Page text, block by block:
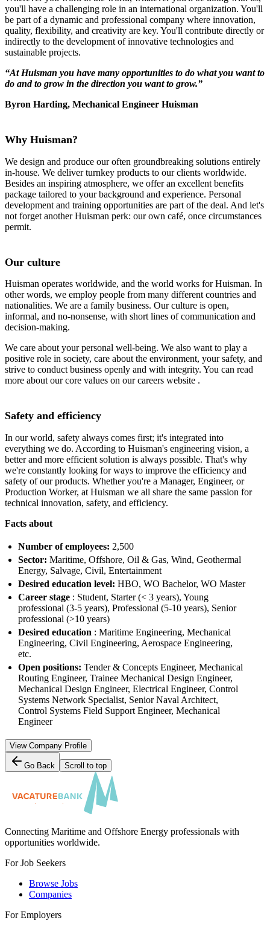
you'll have a challenging role in an international organization. You'll
be part of a dynamic and professional company where innovation,
quality, flexibility, and creativity are key. You'll contribute directly or
indirectly to the development of innovative technologies and
sustainable projects.
“At Huisman you have many opportunities to do what you want to
do and to grow in the direction you want to grow.”
Byron Harding, Mechanical Engineer Huisman
Why Huisman?
We design and produce our often groundbreaking solutions entirely
in-house. We deliver turnkey products to our clients worldwide.
Besides an inspiring atmosphere, we offer an excellent benefits
package tailored to your background and experience. Personal
development and training opportunities are part of the deal. And let's
not forget another Huisman perk: our own café, once circumstances
permit.
Our culture
Huisman operates worldwide, and the world works for Huisman. In
other words, we employ people from many different countries and
nationalities. We are a family business. Our culture is open,
informal, and no-nonsense, with short lines of communication and
decision-making.
We care about your personal well-being. We also want to play a
positive role in society, care about the environment, your safety, and
strive to conduct business openly and with integrity. You can read
more about our core values ​​on our careers website .
Safety and efficiency
In our world, safety always comes first; it's integrated into
everything we do. According to Huisman's engineering vision, a
better and more efficient solution is always possible. That's why
we're constantly looking for ways to improve the efficiency and
safety of our products. Whether you're a Manager, Engineer, or
Production Worker, at Huisman we all share the same passion for
technical innovation, safety, and efficiency.
Facts about
Number of employees: 2,500
Sector: Maritime, Offshore, Oil & Gas, Wind, Geothermal
Energy, Salvage, Civil, Entertainment
Desired education level: HBO, WO Bachelor, WO Master
Career stage : Student, Starter (< 3 years), Young
professional (3-5 years), Professional (5-10 years), Senior
professional (>10 years)
Desired education : Maritime Engineering, Mechanical
Engineering, Civil Engineering, Aerospace Engineering,
etc.
Open positions: Tender & Concepts Engineer, Mechanical
Routing Engineer, Trainee Mechanical Design Engineer,
Mechanical Design Engineer, Electrical Engineer, Control
Systems Network Specialist, Senior Naval Architect,
Control Systems Field Support Engineer, Mechanical
Engineer
View Company Profile
Go Back Scroll to top
Connecting Maritime and Offshore Energy professionals with
opportunities worldwide.
For Job Seekers
Browse Jobs
Companies
For Employers